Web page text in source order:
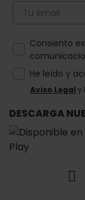
Email
How would
Consiento
He leído y
Aviso Legal y
DESCARGA